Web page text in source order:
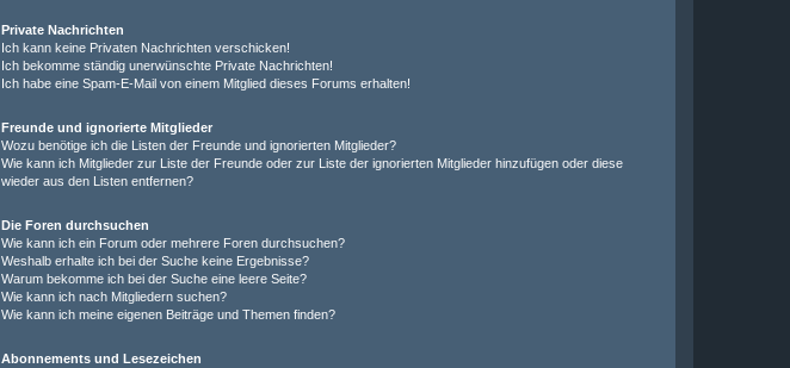
Private Nachrichten
Ich kann keine Privaten Nachrichten verschicken!
Ich bekomme ständig unerwünschte Private Nachrichten!
Ich habe eine Spam-E-Mail von einem Mitglied dieses Forums erhalten!
Freunde und ignorierte Mitglieder
Wozu benötige ich die Listen der Freunde und ignorierten Mitglieder?
Wie kann ich Mitglieder zur Liste der Freunde oder zur Liste der ignorierten Mitglieder hinzufügen oder diese
wieder aus den Listen entfernen?
Die Foren durchsuchen
Wie kann ich ein Forum oder mehrere Foren durchsuchen?
Weshalb erhalte ich bei der Suche keine Ergebnisse?
Warum bekomme ich bei der Suche eine leere Seite?
Wie kann ich nach Mitgliedern suchen?
Wie kann ich meine eigenen Beiträge und Themen finden?
Abonnements und Lesezeichen